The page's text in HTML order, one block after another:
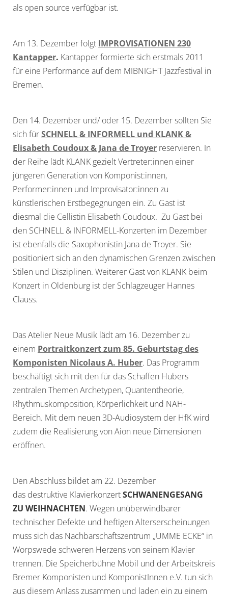
als open source verfügbar ist.
Am 13. Dezember folgt IMPROVISATIONEN 230
Kantapper. Kantapper formierte sich erstmals 2011
für eine Performance auf dem MIBNIGHT Jazzfestival in
Bremen.
Den 14. Dezember und/ oder 15. Dezember sollten Sie
sich fürSCHNELL & INFORMELL und KLANK &
Elisabeth Coudoux & Jana de Troyer reservieren. In
der Reihe lädt KLANK gezielt Vertreter:innen einer
jüngeren Generation von Komponist:innen,
Performer:innen und Improvisator:innen zu
künstlerischen Erstbegegnungen ein. Zu Gast ist
diesmal die Cellistin Elisabeth Coudoux. Zu Gast bei
den SCHNELL & INFORMELL-Konzerten im Dezember
ist ebenfalls die Saxophonistin Jana de Troyer. Sie
positioniert sich an den dynamischen Grenzen zwischen
Stilen und Disziplinen. Weiterer Gast von KLANK beim
Konzert in Oldenburg ist der Schlagzeuger Hannes
Clauss.
Das Atelier Neue Musik lädt am 16. Dezember zu
einem Portraitkonzert zum 85. Geburtstag des
Komponisten Nicolaus A. Huber. Das Programm
beschäftigt sich mit den für das Schaffen Hubers
zentralen Themen Archetypen, Quantentheorie,
Rhythmuskomposition, Körperlichkeit und NAH-
Bereich. Mit dem neuen 3D-Audiosystem der HfK wird
zudem die Realisierung von Aion neue Dimensionen
eröffnen.
Den Abschluss bildet am 22. Dezember
das destruktive KlavierkonzertSCHWANENGESANG
ZU WEIHNACHTEN. Wegen unüberwindbarer
technischer Defekte und heftigen Alterserscheinungen
muss sich das Nachbarschaftszentrum „UMME ECKE“ in
Worpswede schweren Herzens von seinem Klavier
trennen. Die Speicherbühne Mobil und der Arbeitskreis
Bremer Komponisten und KomponistInnen e.V. tun sich
aus diesem Anlass zusammen und laden ein zu einem